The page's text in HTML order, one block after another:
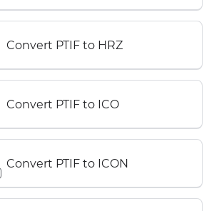
Convert PTIF to HRZ
Convert PTIF to ICO
Convert PTIF to ICON